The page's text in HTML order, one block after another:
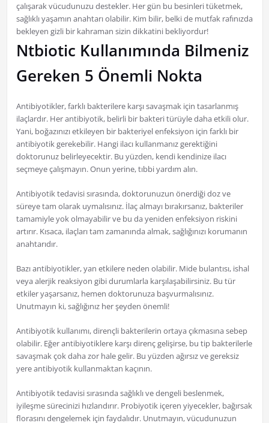
çalışarak vücudunuzu destekler. Her gün bu besinleri tüketmek,
sağlıklı yaşamın anahtarı olabilir. Kim bilir, belki de mutfak rafınızda
bekleyen gizli bir kahraman sizin dikkatini bekliyordur!
Ntbiotic Kullanımında Bilmeniz
Gereken 5 Önemli Nokta
Antibiyotikler, farklı bakterilere karşı savaşmak için tasarlanmış
ilaçlardır. Her antibiyotik, belirli bir bakteri türüyle daha etkili olur.
Yani, boğazınızı etkileyen bir bakteriyel enfeksiyon için farklı bir
antibiyotik gerekebilir. Hangi ilacı kullanmanız gerektiğini
doktorunuz belirleyecektir. Bu yüzden, kendi kendinize ilacı
seçmeye çalışmayın. Onun yerine, tıbbi yardım alın.
Antibiyotik tedavisi sırasında, doktorunuzun önerdiği doz ve
süreye tam olarak uymalısınız. İlaç almayı bırakırsanız, bakteriler
tamamiyle yok olmayabilir ve bu da yeniden enfeksiyon riskini
artırır. Kısaca, ilaçları tam zamanında almak, sağlığınızı korumanın
anahtarıdır.
Bazı antibiyotikler, yan etkilere neden olabilir. Mide bulantısı, ishal
veya alerjik reaksiyon gibi durumlarla karşılaşabilirsiniz. Bu tür
etkiler yaşarsanız, hemen doktorunuza başvurmalısınız.
Unutmayın ki, sağlığınız her şeyden önemli!
Antibiyotik kullanımı, dirençli bakterilerin ortaya çıkmasına sebep
olabilir. Eğer antibiyotiklere karşı direnç gelişirse, bu tip bakterilerle
savaşmak çok daha zor hale gelir. Bu yüzden ağırsız ve gereksiz
yere antibiyotik kullanmaktan kaçının.
Antibiyotik tedavisi sırasında sağlıklı ve dengeli beslenmek,
iyileşme sürecinizi hızlandırır. Probiyotik içeren yiyecekler, bağırsak
florasını dengelemek için faydalıdır. Unutmayın, vücudunuzun